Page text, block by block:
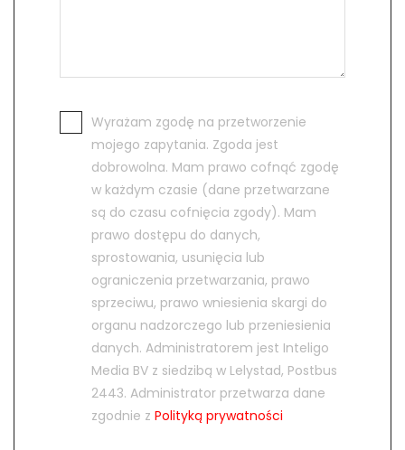
Wyrażam zgodę na przetworzenie
mojego zapytania. Zgoda jest
dobrowolna. Mam prawo cofnąć zgodę
w każdym czasie (dane przetwarzane
są do czasu cofnięcia zgody). Mam
prawo dostępu do danych,
sprostowania, usunięcia lub
ograniczenia przetwarzania, prawo
sprzeciwu, prawo wniesienia skargi do
organu nadzorczego lub przeniesienia
danych. Administratorem jest Inteligo
Media BV z siedzibą w Lelystad, Postbus
2443. Administrator przetwarza dane
zgodnie z Polityką prywatności